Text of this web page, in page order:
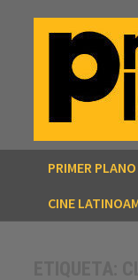
PRIMER
CINE